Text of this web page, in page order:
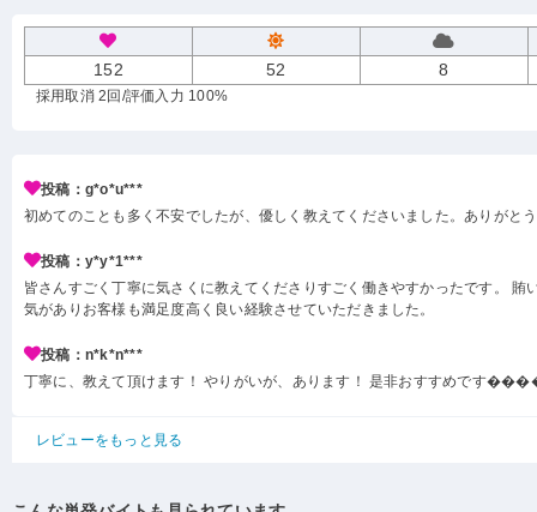
152 52 8
採用取消 2回 /評価入力 100%
投稿：g*o*u***
初めてのことも多く不安でしたが、優しく教えてくださいました。ありがと
投稿：y*y*1***
皆さんすごく丁寧に気さくに教えてくださりすごく働きやすかったです。 賄
気がありお客様も満足度高く良い経験させていただきました。
投稿：n*k*n***
丁寧に、教えて頂けます！ やりがいが、あります！ 是非おすすめです
レビューをもっと見る